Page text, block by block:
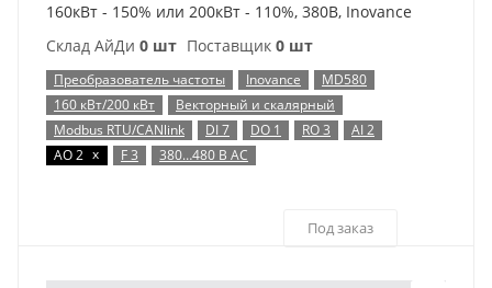
160кВт - 150% или 200кВт - 110%, 380В, Inovance
Склад АйДи 0 шт Поставщик 0 шт
Преобразователь частоты Inovance
MD580
160 кВт/200 кВт
Векторный и скалярный
Modbus RTU/CANlink
DI 7 DO 1 RO 3
AI 2
AO 2 x F 3 380…480 В AC
Под заказ